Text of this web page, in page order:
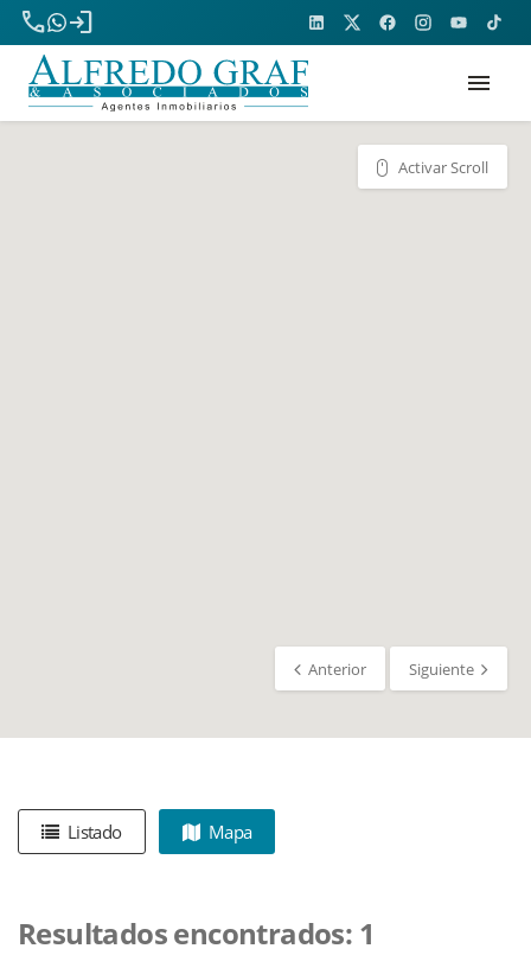
phone
login
menu
Activar Scroll
Anterior Siguiente
Listado Mapa
Resultados encontrados: 1